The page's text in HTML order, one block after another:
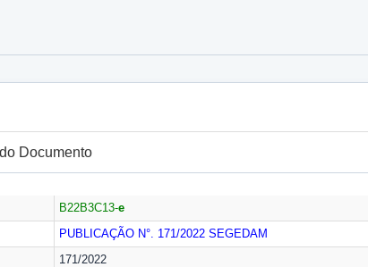
Documento
B22B3C13-e
PUBLICAÇÃO N°. 171/2022 SEGEDAM
171/2022